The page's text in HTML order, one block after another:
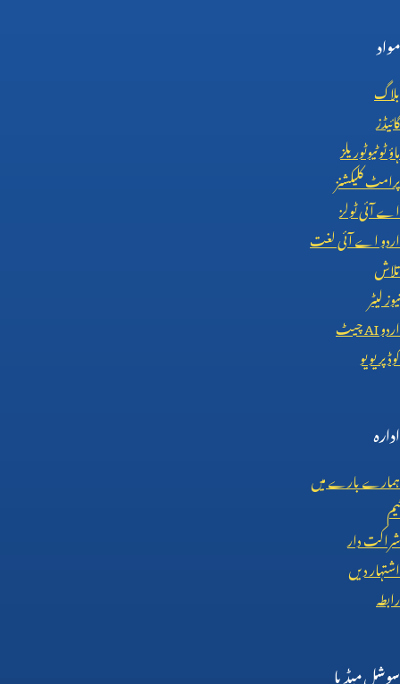
مواد
بلاگ
گائیڈز
ہاؤ ٹو ٹیوٹوریلز
پرامٹ کلیکشنز
اے آئی ٹولز
اردو اے آئی لغت
تلاش
نیوز لیٹر
اردوAIچیٹ
کوڈ پریویو
ادارہ
ہمارے بارے میں
ٹیم
شراکت دار
اشتہار دیں
رابطہ
سوشل میڈیا